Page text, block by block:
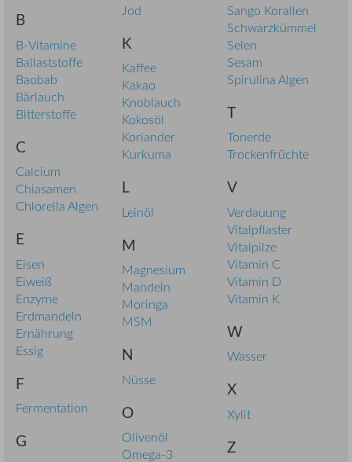
B
B-Vitamine
Ballaststoffe
Baobab
Bärlauch
Bitterstoffe
C
Calcium
Chiasamen
Chlorella Algen
E
Eisen
Eiweiß
Enzyme
Erdmandeln
Ernährung
Essig
F
Fermentation
G
Jod
K
Kaffee
Kakao
Knoblauch
Kokosöl
Koriander
Kurkuma
L
Leinöl
M
Magnesium
Mandeln
Moringa
MSM
N
Nüsse
O
Olivenöl
Omega-3
Sango Korallen
Schwarzkümmel
Selen
Sesam
Spirulina Algen
T
Tonerde
Trockenfrüchte
V
Verdauung
Vitalpflaster
Vitalpilze
Vitamin C
Vitamin D
Vitamin K
W
Wasser
X
Xylit
Z